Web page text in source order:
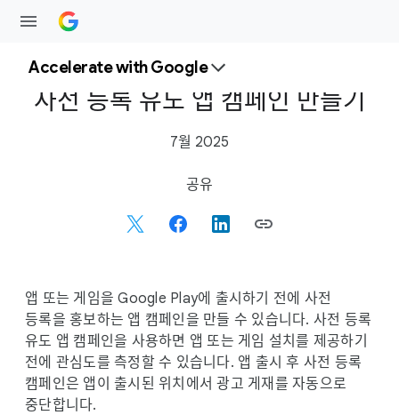
Accelerate with Google
사전 등록 유도 앱 캠페인 만들기
7월 2025
l
M
o
d
u
l
공유
앱 또는 게임을 Google Play에 출시하기 전에 사전
등록을 홍보하는 앱 캠페인을 만들 수 있습니다. 사전 등록
유도 앱 캠페인을 사용하면 앱 또는 게임 설치를 제공하기
전에 관심도를 측정할 수 있습니다. 앱 출시 후 사전 등록
캠페인은 앱이 출시된 위치에서 광고 게재를 자동으로
중단합니다.